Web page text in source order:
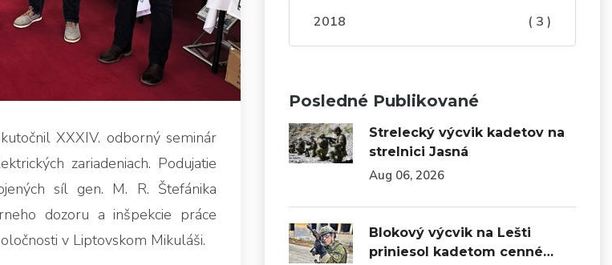
XXXIV. odborný seminár
zariadeniach. Podujatie
síl gen. M. R. Štefánika
dozoru a inšpekcie práce
v Liptovskom Mikuláši.
2018 ( 3 )
Posledné Publikované
Strelecký výcvik kadetov na
strelnici Jasná
Aug 06, 2026
Blokový výcvik na Lešti
priniesol kadetom cenné…